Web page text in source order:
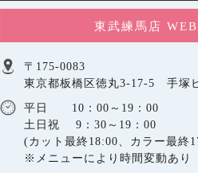
東武練馬店
〒175-0083
東京都板橋区徳丸3-17-5 手塚
平日 10：00～19：00
土日祝 9：30～19：00
(カット最終18:00、カラー最終
※メニューにより時間変動あり